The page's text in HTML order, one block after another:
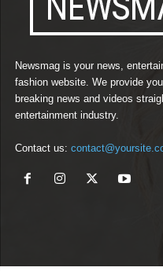
Newsmag is your news,
fashion website. We provide
breaking news and videos
entertainment industry.
Contact us: